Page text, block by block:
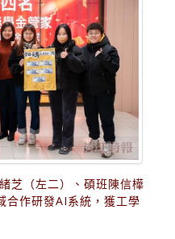
芝（左二）、碩班陳信樺
合作研發AI系統，獲工學